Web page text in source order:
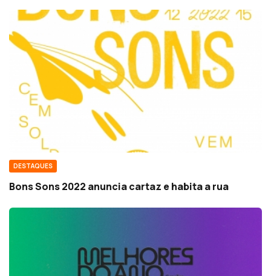
DESTAQUES
Bons Sons 2022 anuncia cartaz e habita a rua